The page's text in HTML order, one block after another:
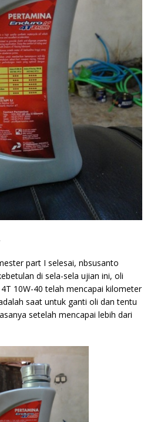
part I selesai, nbsusanto
di sela-sela ujian ini, oli
10W-40 telah mencapai kilometer
saat untuk ganti oli dan tentu
setelah mencapai lebih dari